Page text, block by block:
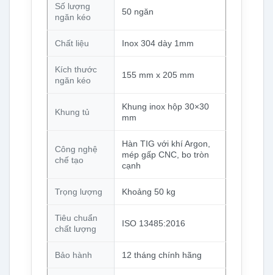
Số lượng
ngăn kéo
50 ngăn
Chất liệu Inox 304 dày 1mm
Kích thước
ngăn kéo
155 mm x 205 mm
Khung tủ
Khung inox hộp 30×30
mm
Công nghệ
chế tạo
Hàn TIG với khí Argon,
mép gấp CNC, bo tròn
cạnh
Trọng lượng Khoảng 50 kg
Tiêu chuẩn
chất lượng
ISO 13485:2016
Bảo hành 12 tháng chính hãng